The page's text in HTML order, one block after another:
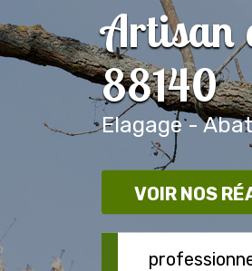
Artisan
88140
Elagage -
VOIR NOS